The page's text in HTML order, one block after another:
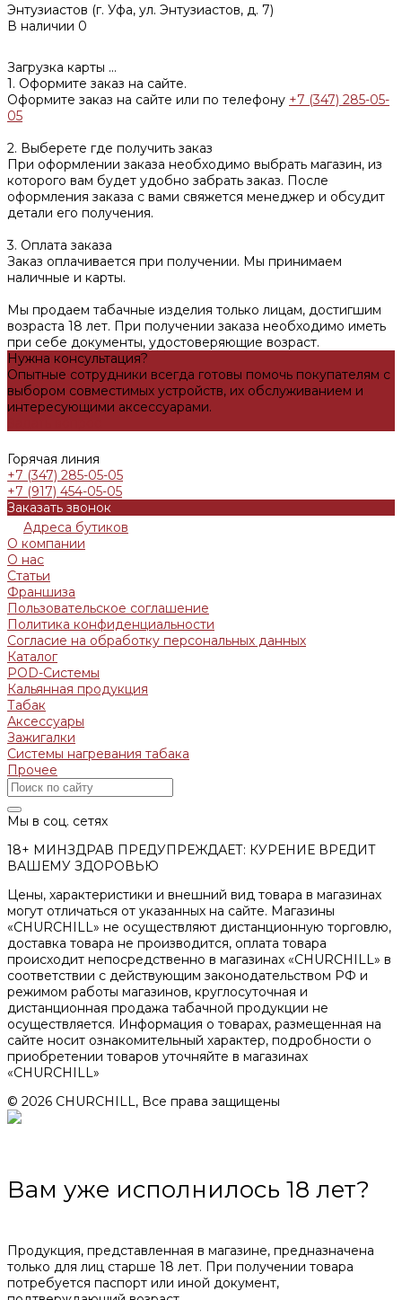
Энтузиастов (г. Уфа, ул. Энтузиастов, д. 7)
В наличии 0
Загрузка карты ...
1. Оформите заказ на сайте.
Оформите заказ на сайте или по телефону +7 (347) 285-05-
05
2. Выберете где получить заказ
При оформлении заказа необходимо выбрать магазин, из
которого вам будет удобно забрать заказ. После
оформления заказа с вами свяжется менеджер и обсудит
детали его получения.
3. Оплата заказа
Заказ оплачивается при получении. Мы принимаем
наличные и карты.
Мы продаем табачные изделия только лицам, достигшим
возраста 18 лет. При получении заказа необходимо иметь
при себе документы, удостоверяющие возраст.
Нужна консультация?
Опытные сотрудники всегда готовы помочь покупателям с
выбором совместимых устройств, их обслуживанием и
интересующими аксессуарами.
Горячая линия
+7 (347) 285-05-05
+7 (917) 454-05-05
Заказать звонок
Адреса бутиков
О компании
О нас
Статьи
Франшиза
Пользовательское соглашение
Политика конфиденциальности
Согласие на обработку персональных данных
Каталог
POD-Системы
Кальянная продукция
Табак
Аксессуары
Зажигалки
Системы нагревания табака
Прочее
Мы в соц. сетях
18+ МИНЗДРАВ ПРЕДУПРЕЖДАЕТ: КУРЕНИЕ ВРЕДИТ
ВАШЕМУ ЗДОРОВЬЮ
Цены, характеристики и внешний вид товара в магазинах
могут отличаться от указанных на сайте. Магазины
«CHURCHILL» не осуществляют дистанционную торговлю,
доставка товара не производится, оплата товара
происходит непосредственно в магазинах «CHURCHILL» в
соответствии с действующим законодательством РФ и
режимом работы магазинов, круглосуточная и
дистанционная продажа табачной продукции не
осуществляется. Информация о товарах, размещенная на
сайте носит ознакомительный характер, подробности о
приобретении товаров уточняйте в магазинах
«CHURCHILL»
© 2026 CHURCHILL, Все права защищены
Вам уже исполнилось 18 лет?
Продукция, представленная в магазине, предназначена
только для лиц старше 18 лет. При получении товара
потребуется паспорт или иной документ,